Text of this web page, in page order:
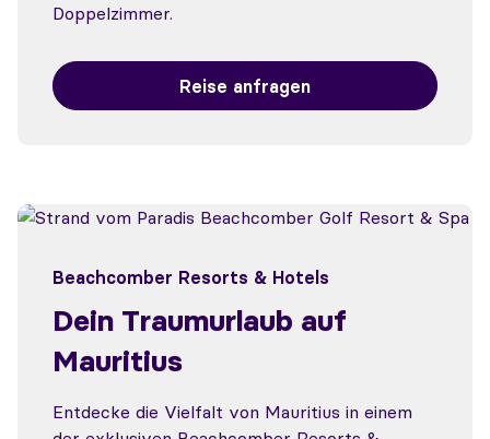
Doppelzimmer.
Reise anfragen
Beachcomber Resorts & Hotels
Dein Traumurlaub auf
Mauritius
Entdecke die Vielfalt von Mauritius in einem